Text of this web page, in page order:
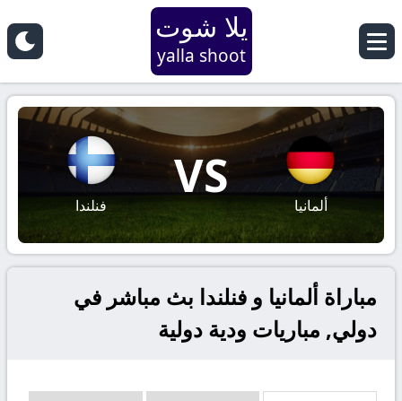
يلا شوت
yalla shoot
ألمانيا
VS
فنلندا
مباراة ألمانيا و فنلندا بث مباشر في
دولي, مباريات ودية دولية